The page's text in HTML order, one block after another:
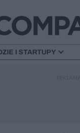
I STARTUPY